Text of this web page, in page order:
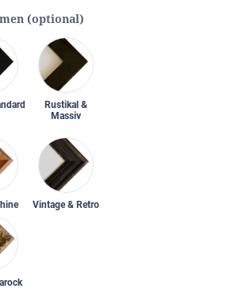
(optional)
Rustikal &
Massiv
Vintage & Retro